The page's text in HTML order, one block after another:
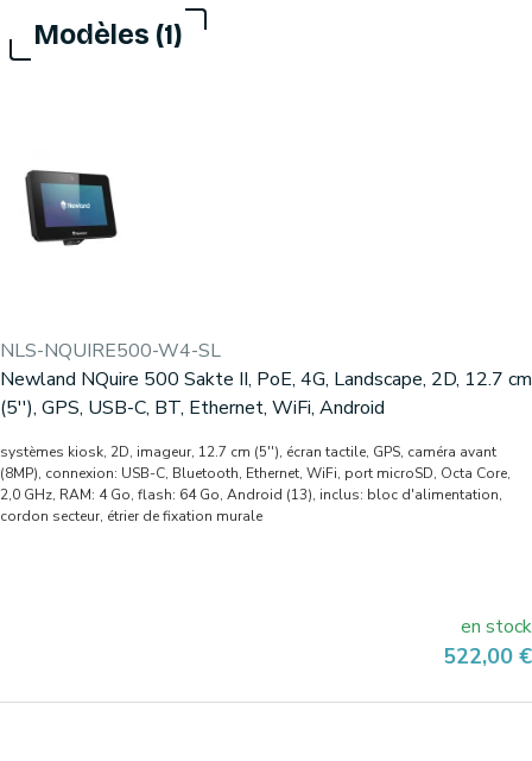
Modèles (1)
NLS-NQUIRE500-W4-SL
Newland NQuire 500 Sakte II, PoE, 4G, Landscape, 2D, 12.7 cm
(5''), GPS, USB-C, BT, Ethernet, WiFi, Android
systèmes kiosk, 2D, imageur, 12.7 cm (5''), écran tactile, GPS, caméra avant
(8MP), connexion: USB-C, Bluetooth, Ethernet, WiFi, port microSD, Octa Core,
2,0 GHz, RAM: 4 Go, flash: 64 Go, Android (13), inclus: bloc d'alimentation,
cordon secteur, étrier de fixation murale
en stock
Prix
522,00 €